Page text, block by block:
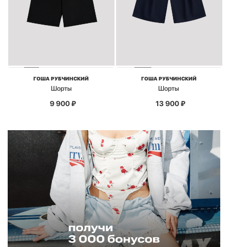
ГОША РУБЧИНСКИЙ
Шорты
9 900₽
ГОША РУБЧИНСКИЙ
Шорты
13 900₽